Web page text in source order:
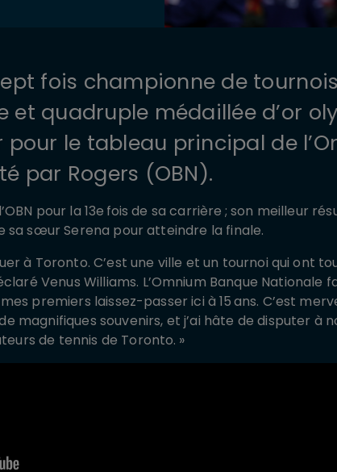
fois championne de
et quadruple médaillée d’or
pour le tableau principal de
par Rogers (OBN).
pour la 13e fois de sa carrière ; son meilleur
sa sœur Serena pour atteindre la finale.
à Toronto. C’est une ville et un tournoi qui ont
Venus Williams. L’Omnium Banque Nationale
mes premiers laissez-passer ici à 15 ans. C’est
magnifiques souvenirs, et j’ai hâte de disputer à
de tennis de Toronto. »